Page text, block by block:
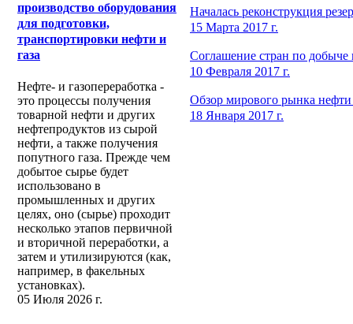
производство оборудования
для подготовки,
транспортировки нефти и
газа
Нефте- и газопереработка -
это процессы получения
товарной нефти и других
нефтепродуктов из сырой
нефти, а также получения
попутного газа. Прежде чем
добытое сырье будет
использовано в
промышленных и других
целях, оно (сырье) проходит
несколько этапов первичной
и вторичной переработки, а
затем и утилизируются (как,
например, в факельных
установках).
05 Июля 2026 г.
Началась реконструкция
15 Марта 2017 г.
Соглашение стран по
10 Февраля 2017 г.
Обзор мирового рынка нефти
18 Января 2017 г.